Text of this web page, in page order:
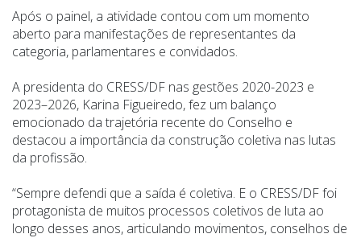
Após o painel, a atividade contou com um momento
aberto para manifestações de representantes da
categoria, parlamentares e convidados.
A presidenta do CRESS/DF nas gestões 2020-2023 e
2023–2026, Karina Figueiredo, fez um balanço
emocionado da trajetória recente do Conselho e
destacou a importância da construção coletiva nas lutas
da profissão.
“Sempre defendi que a saída é coletiva. E o CRESS/DF foi
protagonista de muitos processos coletivos de luta ao
longo desses anos, articulando movimentos, conselhos de